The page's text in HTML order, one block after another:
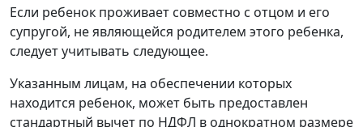
Если ребенок проживает совместно с отцом и его
супругой, не являющейся родителем этого ребенка,
следует учитывать следующее.
Указанным лицам, на обеспечении которых
находится ребенок, может быть предоставлен
стандартный вычет по НДФЛ в однократном размере